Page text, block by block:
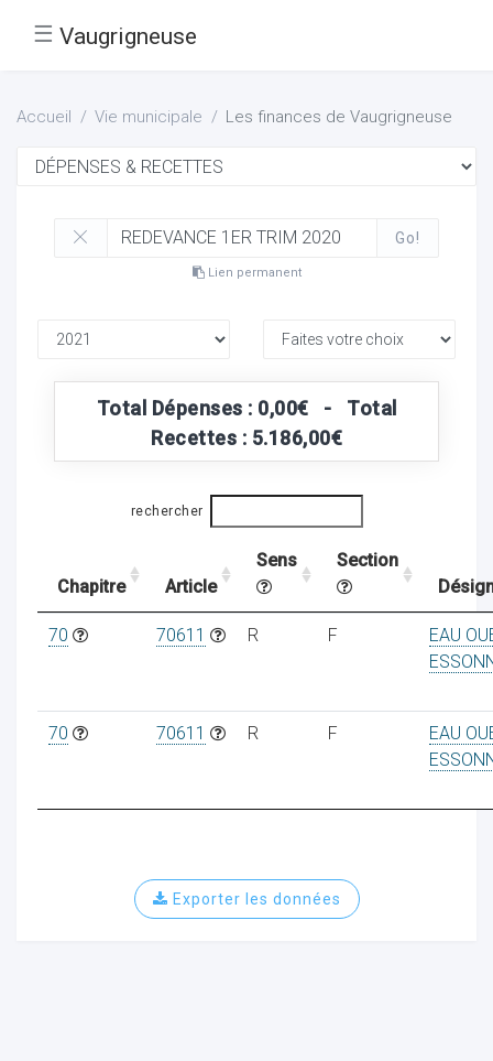
☰ Vaugrigneuse
Accueil Vie municipale Les finances de Vaugrigneuse
Go!
Lien permanent
Total Dépenses : 0,00€ - Total
Recettes : 5.186,00€
rechercher
Chapitre Article
Sens
Section
70 70611 R F
EAU
70 70611 R F
EAU
Exporter les données